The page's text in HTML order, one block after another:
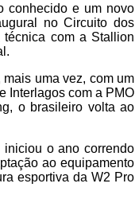
conhecido e um novo
no Circuito dos
com a Stallion
uma vez, com um
Interlagos com a PMO
o brasileiro volta ao
o ano correndo
ao equipamento
esportiva da W2 Pro